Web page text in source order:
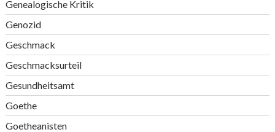
Genealogische Kritik
Genozid
Geschmack
Geschmacksurteil
Gesundheitsamt
Goethe
Goetheanisten